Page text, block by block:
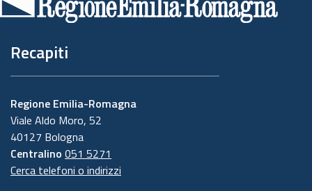
pagina
Recapiti
Regione Emilia-Romagna
Viale Aldo Moro, 52
40127 Bologna
Centralino 051 5271
Cerca telefoni o indirizzi